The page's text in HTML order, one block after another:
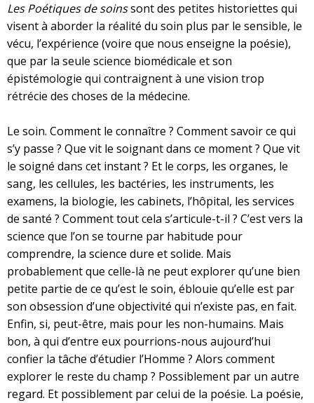
Les Poétiques de soinssont des petites historiettes qui
visent à aborder la réalité du soin plus par le sensible, le
vécu, l’expérience (voire que nous enseigne la poésie),
que par la seule science biomédicale et son
épistémologie qui contraignent à une vision trop
rétrécie des choses de la médecine.
Le soin. Comment le connaître ? Comment savoir ce qui
s’y passe ? Que vit le soignant dans ce moment ? Que vit
le soigné dans cet instant ? Et le corps, les organes, le
sang, les cellules, les bactéries, les instruments, les
examens, la biologie, les cabinets, l’hôpital, les services
de santé ? Comment tout cela s’articule-t-il ? C’est vers la
science que l’on se tourne par habitude pour
comprendre, la science dure et solide. Mais
probablement que celle-là ne peut explorer qu’une bien
petite partie de ce qu’est le soin, éblouie qu’elle est par
son obsession d’une objectivité qui n’existe pas, en fait.
Enfin, si, peut-être, mais pour les non-humains. Mais
bon, à qui d’entre eux pourrions-nous aujourd’hui
confier la tâche d’étudier l’Homme ? Alors comment
explorer le reste du champ ? Possiblement par un autre
regard. Et possiblement par celui de la poésie. La poésie,